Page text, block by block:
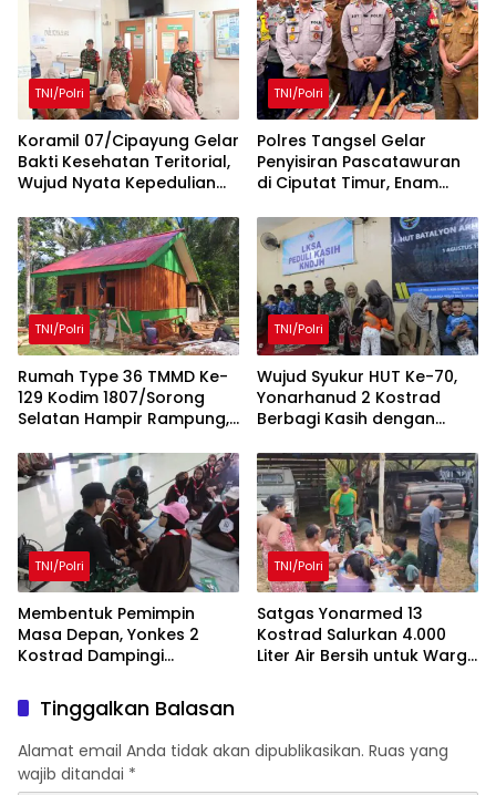
TNI/Polri
Koramil 07/Cipayung Gelar
Bakti Kesehatan Teritorial,
Wujud Nyata Kepedulian
Masyarakat
TNI/Polri
Polres Tangsel Gelar
Penyisiran Pascatawuran
di Ciputat Timur, Enam
Senjata Tajam Disita
TNI/Polri
Rumah Type 36 TMMD Ke-
129 Kodim 1807/Sorong
Selatan Hampir Rampung,
TNI Tingkatkan
Kesejahteraan Warga
TNI/Polri
Wujud Syukur HUT Ke-70,
Yonarhanud 2 Kostrad
Berbagi Kasih dengan
Malang
TNI/Polri
Membentuk Pemimpin
Masa Depan, Yonkes 2
Kostrad Dampingi
Rohmah Putri
TNI/Polri
Satgas Yonarmed 13
Kostrad Salurkan 4.000
Liter Air Bersih untuk Warga
Tinggalkan Balasan
Alamat email Anda tidak akan dipublikasikan. Ruas yang
wajib ditandai *